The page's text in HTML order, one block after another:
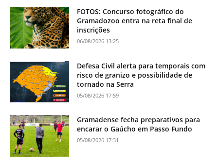
FOTOS: Concurso fotográfico do
Gramadozoo entra na reta final de
inscrições
06/08/2026 13:25
Defesa Civil alerta para temporais com
risco de granizo e possibilidade de
tornado na Serra
05/08/2026 17:59
Gramadense fecha preparativos para
encarar o Gaúcho em Passo Fundo
05/08/2026 17:31